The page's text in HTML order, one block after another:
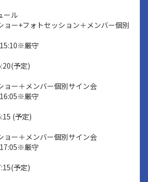
ール
ョー+フォトセッション＋メンバー個別
15:10※厳守
予定)
ョー＋メンバー個別サイン会
16:05※厳守
(予定)
ョー＋メンバー個別サイン会
17:05※厳守
予定)